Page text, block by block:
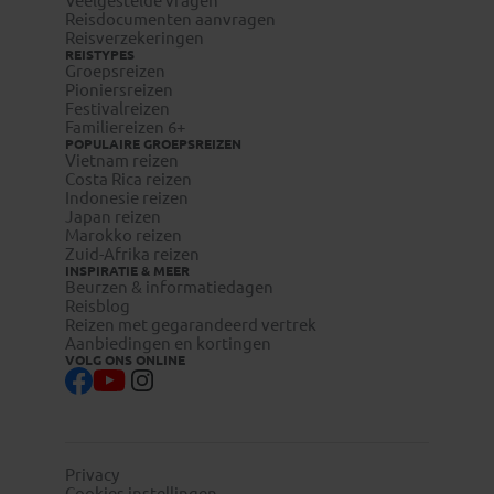
Reisdocumenten aanvragen
Reisverzekeringen
REISTYPES
Groepsreizen
Pioniersreizen
Festivalreizen
Familiereizen 6+
POPULAIRE GROEPSREIZEN
Vietnam reizen
Costa Rica reizen
Indonesie reizen
Japan reizen
Marokko reizen
Zuid-Afrika reizen
INSPIRATIE & MEER
Beurzen & informatiedagen
Reisblog
Reizen met gegarandeerd vertrek
Aanbiedingen en kortingen
VOLG ONS ONLINE
Privacy